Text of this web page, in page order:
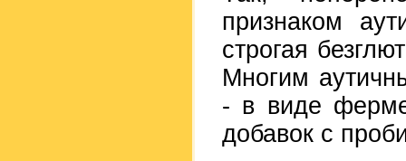
признаком
строгая
Многим
- в виде
добавок с